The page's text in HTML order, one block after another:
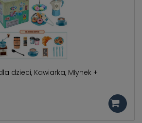
dzieci, Kawiarka, Młynek +
498.